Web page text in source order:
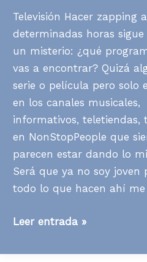
Televisión Hacer zapping a
determinadas horas sigue
un misterio: ¿qué
vas a encontrar? Quizá
serie o película pero solo
en los canales musicales,
informativos,
en NonStopPeople que
parecen estar dando lo
Será que ya no soy joven
todo lo que hacen ahí me
Media
S48
Leer entrada »